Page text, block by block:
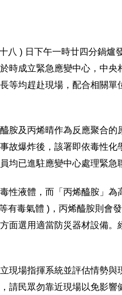
八 ) 日下午一時廿四分鍋爐
時成立緊急應變中心，中
等均趕赴現場，配合相關
胺及丙烯晴作為反應聚合
故爆炸後，該署即依毒性
均已進駐應變中心處理緊急
性液體，而「丙烯醯胺」
有毒氣體 )，丙烯醯胺則會
面選用適當防災器材設備
現場指揮系統並評估情勢
請民眾勿靠近現場以免影